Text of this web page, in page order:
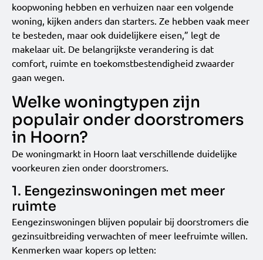
koopwoning hebben en verhuizen naar een volgende
woning, kijken anders dan starters. Ze hebben vaak meer
te besteden, maar ook duidelijkere eisen,” legt de
makelaar uit. De belangrijkste verandering is dat
comfort, ruimte en toekomstbestendigheid zwaarder
gaan wegen.
Welke woningtypen zijn
populair onder doorstromers
in Hoorn?
De woningmarkt in Hoorn laat verschillende duidelijke
voorkeuren zien onder doorstromers.
1. Eengezinswoningen met meer
ruimte
Eengezinswoningen blijven populair bij doorstromers die
gezinsuitbreiding verwachten of meer leefruimte willen.
Kenmerken waar kopers op letten: